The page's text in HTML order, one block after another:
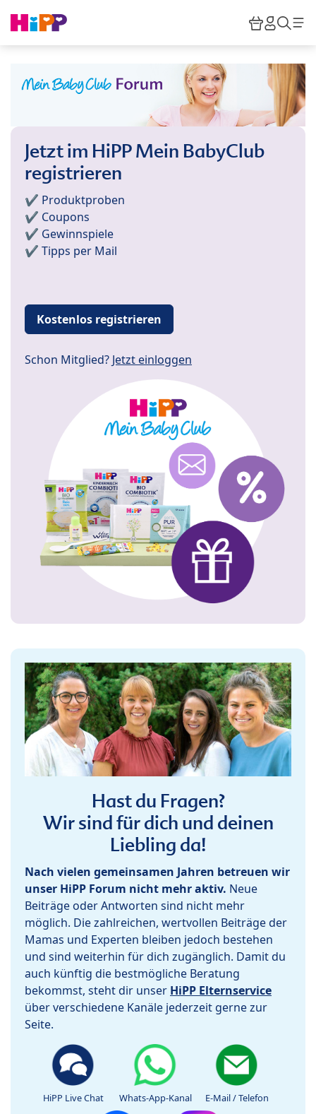
HiPP
Jetzt im HiPP Mein BabyClub
registrieren
✔️ Produktproben
✔️ Coupons
✔️ Gewinnspiele
✔️ Tipps per Mail
Kostenlos registrieren
Schon Mitglied? Jetzt einloggen
Hast du Fragen?
Wir sind für dich und deinen
Liebling da!
Nach vielen gemeinsamen Jahren betreuen wir
unser HiPP Forum nicht mehr aktiv. Neue
Beiträge oder Antworten sind nicht mehr
möglich. Die zahlreichen, wertvollen Beiträge der
Mamas und Experten bleiben jedoch bestehen
und sind weiterhin für dich zugänglich. Damit du
auch künftig die bestmögliche Beratung
bekommst, steht dir unser HiPP Elternservice
über verschiedene Kanäle jederzeit gerne zur
Seite.
HiPP Live Chat Whats-App-Kanal E-Mail / Telefon